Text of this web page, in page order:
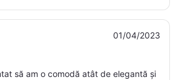
01/04/2023
să am o comodă atât de elegantă și